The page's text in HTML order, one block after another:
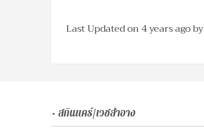
Last Updated on 4 years ago by
• สกินแคร์/เวชสำอาง